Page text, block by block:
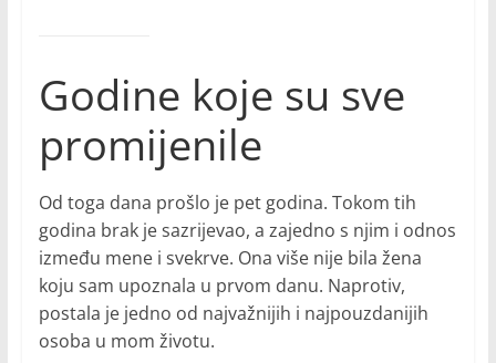
Godine koje su sve
promijenile
Od toga dana prošlo je pet godina. Tokom tih
godina brak je sazrijevao, a zajedno s njim i odnos
između mene i svekrve. Ona više nije bila žena
koju sam upoznala u prvom danu. Naprotiv,
postala je jedno od najvažnijih i najpouzdanijih
osoba u mom životu.